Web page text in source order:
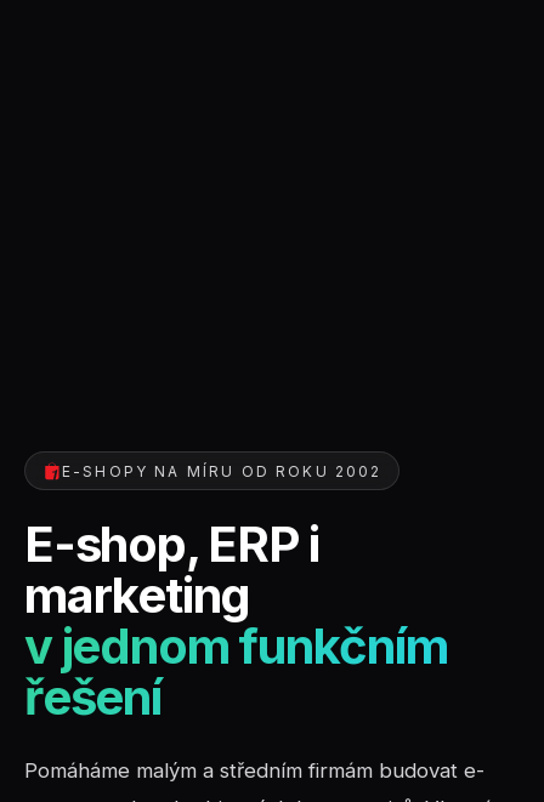
E-SHOPY NA MÍRU OD ROKU 2002
E-shop, ERP i
marketing
v jednom funkčním
řešení
Pomáháme malým a středním firmám budovat e-